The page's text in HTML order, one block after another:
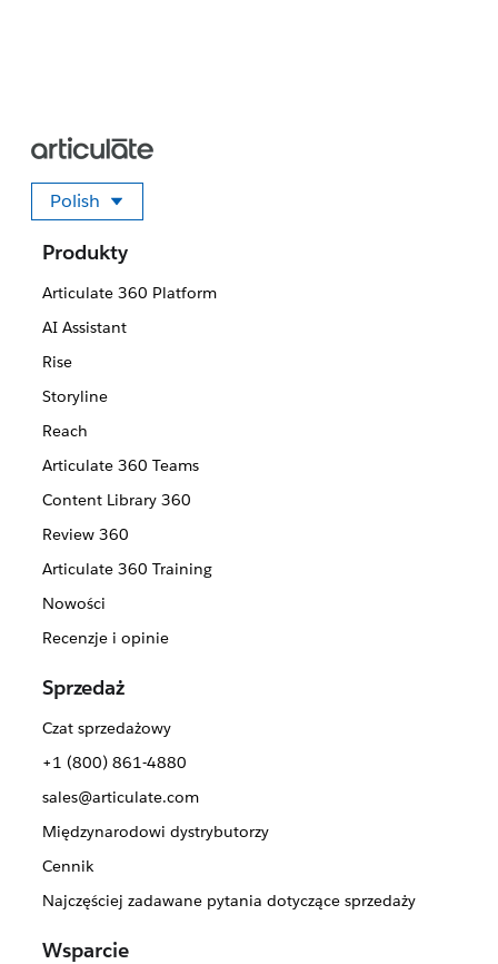
Polish
Wybierz swój język
Produkty
Articulate 360 Platform
AI Assistant
Rise
Storyline
Reach
Articulate 360 Teams
Content Library 360
Review 360
Articulate 360 Training
Nowości
Recenzje i opinie
Sprzedaż
Czat sprzedażowy
+1 (800) 861-4880
sales@articulate.com
Międzynarodowi dystrybutorzy
Cennik
Najczęściej zadawane pytania dotyczące sprzedaży
Wsparcie